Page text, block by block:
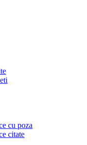
cu poza
citate